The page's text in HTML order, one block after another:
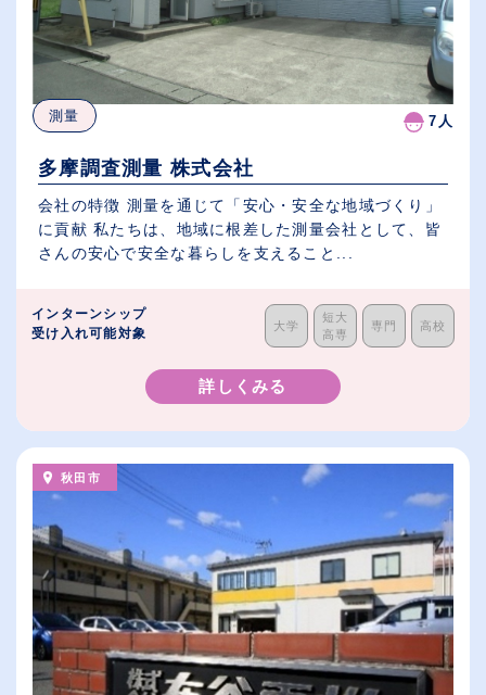
測量 7人
多摩調査測量 株式会社
会社の特徴 測量を通じて「安心・安全な地域づくり」
に貢献 私たちは、地域に根差した測量会社として、皆
さんの安心で安全な暮らしを支えること...
インターンシップ
受け入れ可能対象
大学
短大
高専
専門 高校
詳しくみる
秋田市